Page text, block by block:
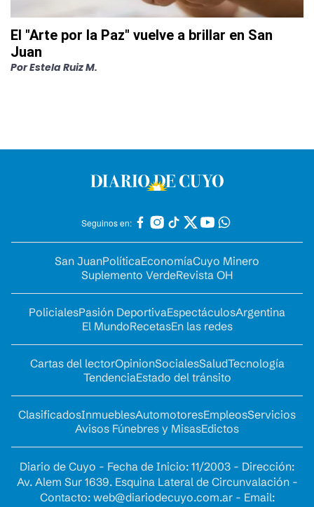
El "Arte por la Paz" vuelve a brillar en San
Juan
PorEstela Ruiz M.
Seguinos en:
San JuanPolíticaEconomíaCuyo Minero
Suplemento VerdeRevista OH
PolicialesPasión DeportivaEspectáculosArgentina
El MundoRecetasEn las redes
Cartas del lectorOpinionSocialesSaludTecnología
TendenciaEstado del tránsito
ClasificadosInmueblesAutomotoresEmpleosServicios
Avisos Fúnebres y MisasEdictos
Diario de Cuyo - Fecha de Inicio: 11/2003 - Dirección:
Av. Alem Sur 1639. Esquina Lateral de Circunvalación -
Contacto: web@diariodecuyo.com.ar- Email: